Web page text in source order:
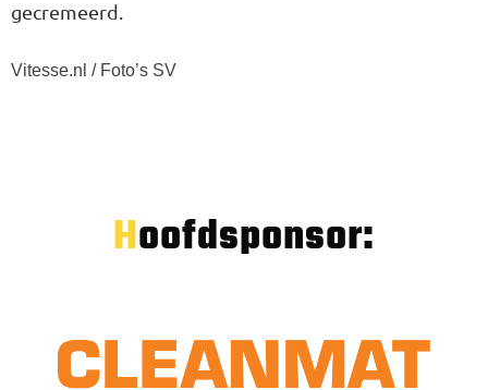
gecremeerd.
Vitesse.nl / Foto’s SV
Hoofdsponsor: